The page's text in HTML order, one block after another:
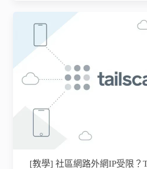
[教學] 社區網路外網IP受限？